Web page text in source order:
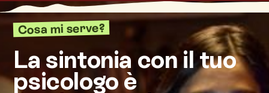
sulla tua esperienza particolare.
Ogni persona, infatti, è unica
sia per il suo
modo di agire, pensare e provare emozioni, sia
per le risorse che possiede. Con il cammino
che intraprenderemo insieme terrò conto della
tua unicità e ti sosterrò nel modo più mirato
Cosa mi serve?
La sintonia con il tuo
psicologo è